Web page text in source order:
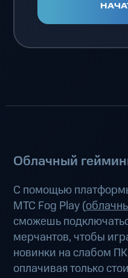
Облачный
С помощью
МТС Fog Play (
сможешь
мерчантов, чтобы
новинки на слабом
оплачивая только